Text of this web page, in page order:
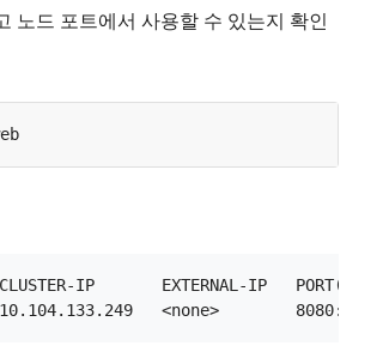
노드 포트에서 사용할 수 있는지 확인
kubectl get service web
IP       EXTERNAL-IP   PORT(S)